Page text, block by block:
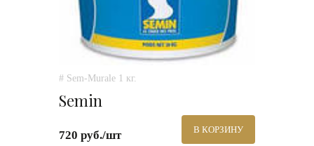
# Sem-Murale 1 кг.
Semin
720 руб./шт В КОРЗИНУ